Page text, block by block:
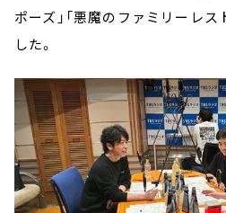
ポーズ」「悪魔のファミリーレ
した。